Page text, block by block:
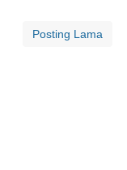
Posting Lama